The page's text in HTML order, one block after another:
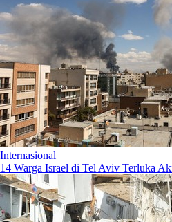
Internasional
14 Warga Israel di Tel Aviv Terluka